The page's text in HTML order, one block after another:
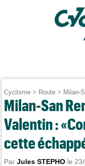
Cyclisme > Route > Milan-
Milan-San
Valentin :
cette
ParJules STEPHO le